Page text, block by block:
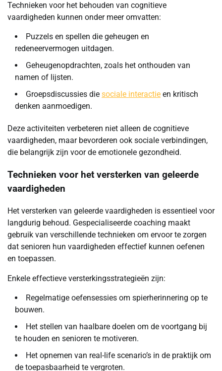
Technieken voor het behouden van cognitieve
vaardigheden kunnen onder meer omvatten:
Puzzels en spellen die geheugen en
redeneervermogen uitdagen.
Geheugenopdrachten, zoals het onthouden van
namen of lijsten.
Groepsdiscussies die sociale interactie en kritisch
denken aanmoedigen.
Deze activiteiten verbeteren niet alleen de cognitieve
vaardigheden, maar bevorderen ook sociale verbindingen,
die belangrijk zijn voor de emotionele gezondheid.
Technieken voor het versterken van geleerde
vaardigheden
Het versterken van geleerde vaardigheden is essentieel voor
langdurig behoud. Gespecialiseerde coaching maakt
gebruik van verschillende technieken om ervoor te zorgen
dat senioren hun vaardigheden effectief kunnen oefenen
en toepassen.
Enkele effectieve versterkingsstrategieën zijn:
Regelmatige oefensessies om spierherinnering op te
bouwen.
Het stellen van haalbare doelen om de voortgang bij
te houden en senioren te motiveren.
Het opnemen van real-life scenario’s in de praktijk om
de toepasbaarheid te vergroten.